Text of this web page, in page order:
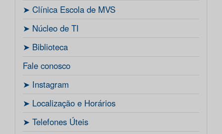
ㅤ➤ Clínica Escola de MVS
ㅤ➤ Núcleo de TI
ㅤ➤ Biblioteca
Fale conosco
ㅤ➤ Instagram
ㅤ➤ Localização e Horários
ㅤ➤ Telefones Úteis